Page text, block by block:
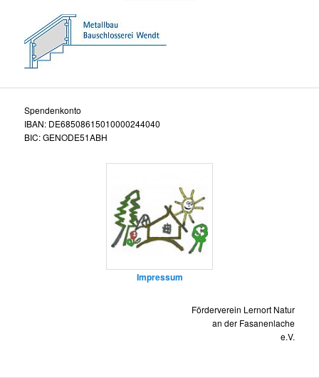
Spendenkonto
IBAN: DE68508615010000244040
BIC: GENODE51ABH
Impressum
Förderverein Lernort Natur
an der Fasanenlache
e.V.